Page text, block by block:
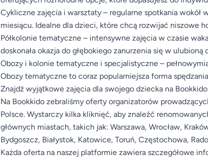
Cykliczne zajęcia i warsztaty – regularne spotkania wokół
miesiącu. Idealne dla dzieci, które chcą rozwijać niszowe
Półkolonie tematyczne – intensywne zajęcia w czasie
doskonała okazja do głębokiego zanurzenia się w
Obozy i kolonie tematyczne i specjalistyczne –
Obozy tematyczne to coraz popularniejsza forma
Znajdź wyjątkowe zajęcia dla swojego dziecka na Bookkido
Na Bookkido zebraliśmy oferty organizatorów
Polsce. Wystarczy kilka kliknięć, aby znaleźć
głównych miastach, takich jak: Warszawa, Wrocław,
Bydgoszcz, Białystok, Katowice, Toruń, Częstochowa,
Każda oferta na naszej platformie zawiera szczegółowe